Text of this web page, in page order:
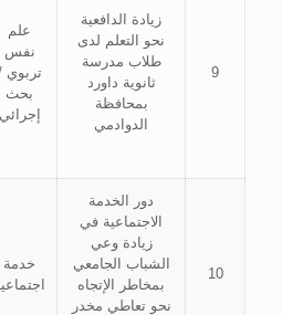
9
زيادة الدافعية
نحو التعلم لدى
طلاب مدرسة
ثانوية داورد
بمحافظة
الدوادمي
علم
نفس
تربوي
بحث
إجرائي
10
دور الخدمة
الاجتماعية في
زيادة وعي
الشباب الجامعي
بمخاطر الإتجاه
نحو تعاطي مخدر
خدمة